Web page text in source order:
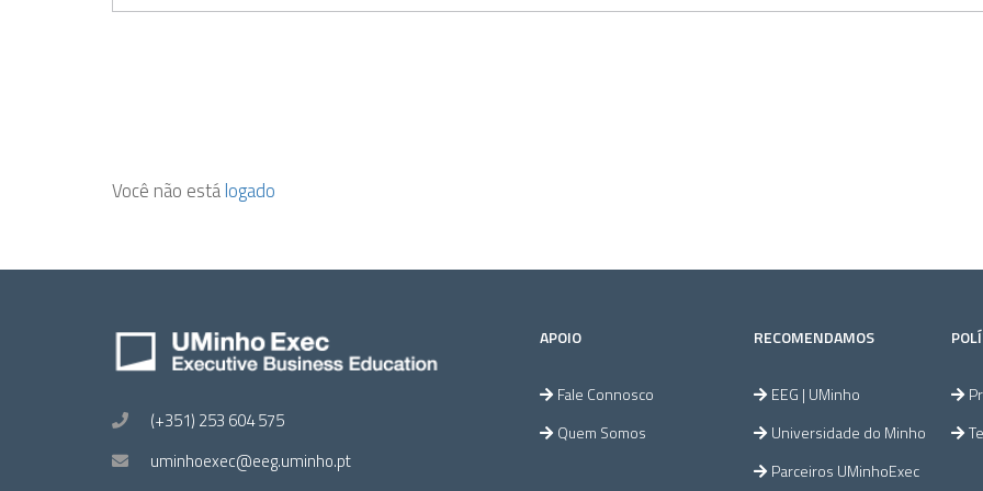
Você não estálogado
(+351) 253 604 575
uminhoexec@eeg.uminho.pt
APOIO
Fale Connosco
Quem Somos
RECOMENDAMOS
EEG | UMinho
Universidade do Minho
Parceiros UMinhoExec